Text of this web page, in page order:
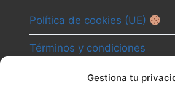
Gestiona tu
Política de cookies (UE)
Términos y condiciones